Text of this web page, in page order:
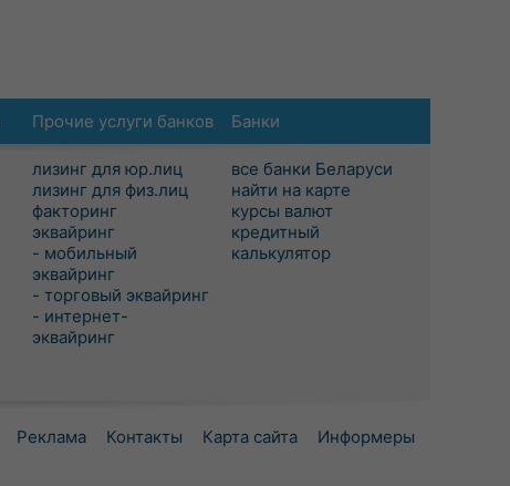
Прочие услуги банков
лизинг для юр.лиц
лизинг для физ.лиц
факторинг
эквайринг
- мобильный
эквайринг
- торговый эквайринг
- интернет-
эквайринг
Банки
все банки Беларуси
найти на карте
курсы валют
кредитный
калькулятор
Реклама Контакты Карта сайта Информеры